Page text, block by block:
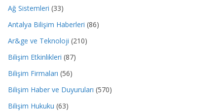
Ağ Sistemleri (33)
Antalya Bilişim Haberleri (86)
Ar&ge ve Teknoloji (210)
Bilişim Etkinlikleri (87)
Bilişim Firmaları (56)
Bilişim Haber ve Duyuruları (570)
Bilişim Hukuku (63)